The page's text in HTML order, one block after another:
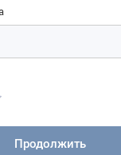
Продолжить